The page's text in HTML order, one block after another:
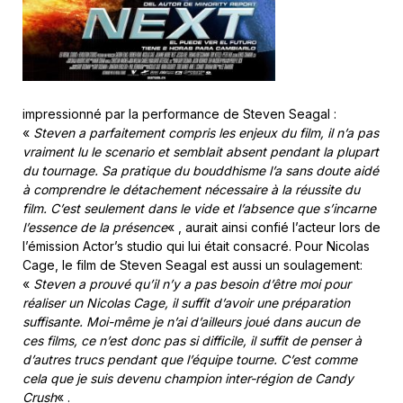
impressionné par la performance de Steven Seagal :
« Steven a parfaitement compris les enjeux du film, il n’a pas
vraiment lu le scenario et semblait absent pendant la plupart
du tournage. Sa pratique du bouddhisme l’a sans doute aidé
à comprendre le détachement nécessaire à la réussite du
film. C’est seulement dans le vide et l’absence que s’incarne
l’essence de la présence« , aurait ainsi confié l’acteur lors de
l’émission Actor’s studio qui lui était consacré. Pour Nicolas
Cage, le film de Steven Seagal est aussi un soulagement:
« Steven a prouvé qu’il n’y a pas besoin d’être moi pour
réaliser un Nicolas Cage, il suffit d’avoir une préparation
suffisante. Moi-même je n’ai d’ailleurs joué dans aucun de
ces films, ce n’est donc pas si difficile, il suffit de penser à
d’autres trucs pendant que l’équipe tourne. C’est comme
cela que je suis devenu champion inter-région de Candy
Crush« .